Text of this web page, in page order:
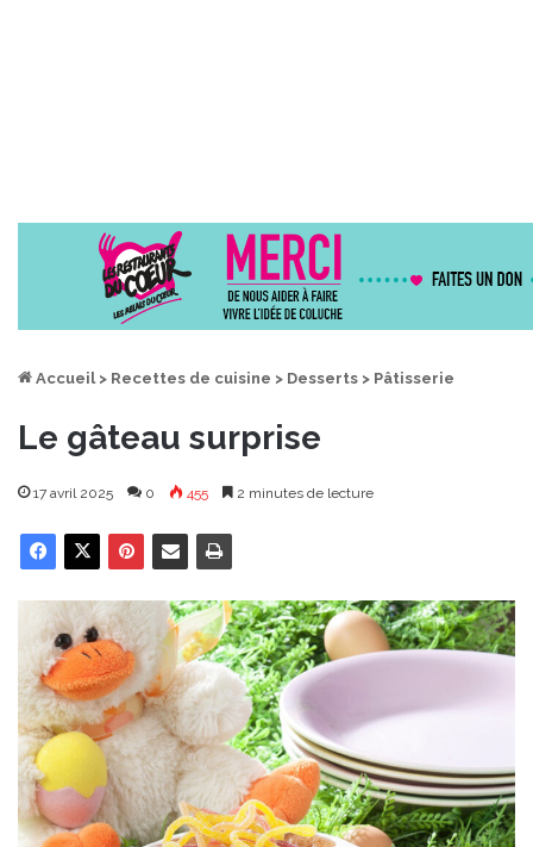
Accueil > Recettes de cuisine > Desserts > Pâtisserie
Le gâteau surprise
17 avril 2025 0 455 2 minutes de lecture